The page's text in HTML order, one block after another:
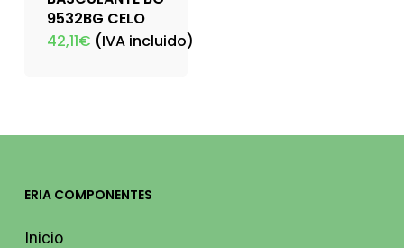
9532BG CELO
42,11€ (IVA incluido)
ERIA COMPONENTES
Inicio